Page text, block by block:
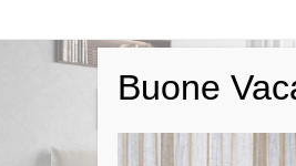
Buone